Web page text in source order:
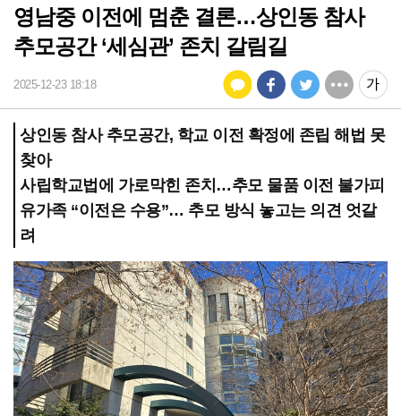
영남중 이전에 멈춘 결론…상인동 참사
추모공간 ‘세심관’ 존치 갈림길
2025-12-23 18:18
상인동 참사 추모공간, 학교 이전 확정에 존립 해법 못
찾아
사립학교법에 가로막힌 존치…추모 물품 이전 불가피
유가족 “이전은 수용”… 추모 방식 놓고는 의견 엇갈
려